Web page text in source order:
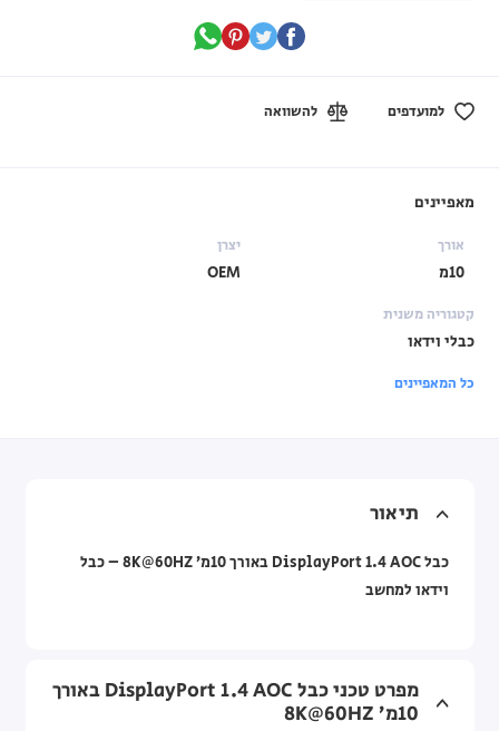
למועדפים להשוואה
מאפיינים
אורך
10מ
יצרן
OEM
קטגוריה משנית
כבלי וידאו
כל המאפיינים
תיאור
כבל DisplayPort 1.4 AOC באורך 10מ’ 8K@60HZ – כבל
וידאו למחשב
מפרט טכני כבל DisplayPort 1.4 AOC באורך
10מ’ 8K@60HZ